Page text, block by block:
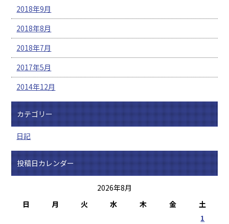
2018年9月
2018年8月
2018年7月
2017年5月
2014年12月
カテゴリー
日記
投稿日カレンダー
2026年8月
日
月 火 水 木 金
土
1